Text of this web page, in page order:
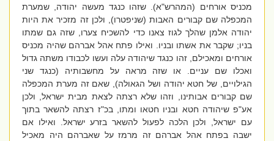
מכניס אורחים (המהרש"א). שזהו כנגד מעשה יהודה, שמערת
המכפלה שם קבורים האבות (שניפטרו), ולכן זה מזכיר את היות
יהודה אלמן שהלך לגוז צאנו כדי להשכיח צערו, שזה גם שמתו
בניו; שקבר את אשתו ובניו. ואילו פתח אהל אברהם שהיה מכניס
אורחים ומאכילם, זהו כנגד שיהודה עלה ועשו לכבודו משתה גדול
ואכלו שם עניים. או שזה מראה על מחשבותיה (כנגד שני
הגילויים, של חטא יהודה ושל הגאולה), שאם זה מערת המכפלה
שם קבורים אבותינו, וזהו שלא רצתה לצאת מבית ישראל, ולכן
אע"פ שיהודה חטא ובניו חטאו ומתו, בכ"ז רצתה להשאר בתוך
עם ישראל, ולכן הלכה לפעול להשאר בזרע ישראל. ואילו אם
ישבה בפתח אהל אברהם זה מרמז על שאברהם היה מאכיל